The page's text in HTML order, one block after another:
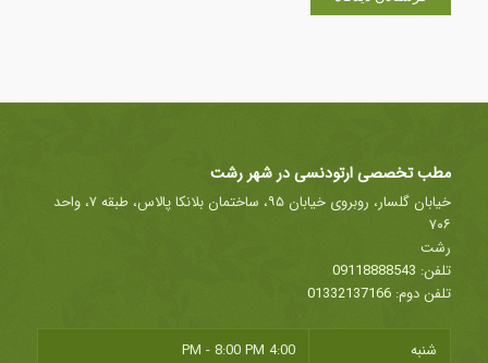
مطب تخصصی ارتودنسی در شهر رشت
خیابان گلسار، روبروی خیابان ۹۵، ساختمان بلانکا پالاس، طبقه ۷، واحد
۷۰۶
رشت
تلفن: 09118888543
تلفن دوم: 01332137166
شنبه
4:00 PM - 8:00 PM